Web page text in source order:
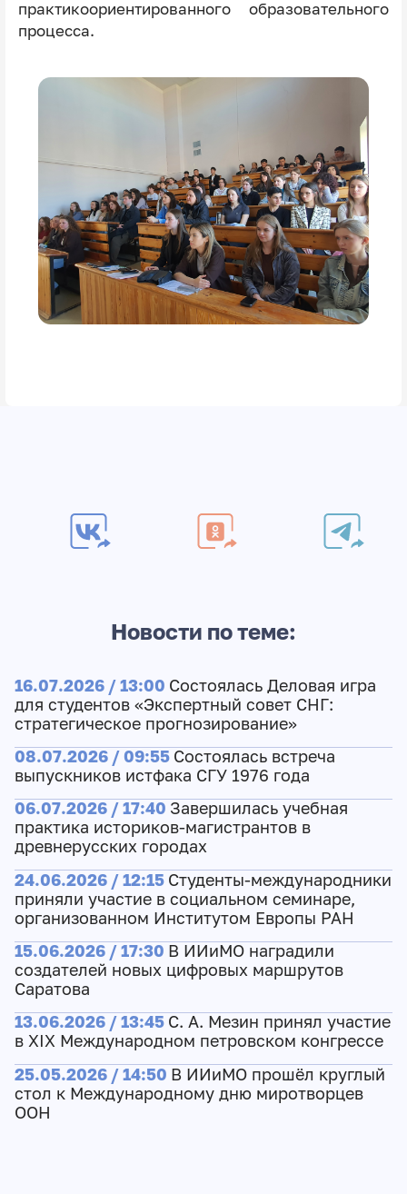
практикоориентированного образовательного
процесса.
Новости по теме:
16.07.2026 / 13:00 Состоялась Деловая игра
для студентов «Экспертный совет СНГ:
стратегическое прогнозирование»
08.07.2026 / 09:55 Состоялась встреча
выпускников истфака СГУ 1976 года
06.07.2026 / 17:40 Завершилась учебная
практика историков-магистрантов в
древнерусских городах
24.06.2026 / 12:15 Студенты-международники
приняли участие в социальном семинаре,
организованном Институтом Европы РАН
15.06.2026 / 17:30 В ИИиМО наградили
создателей новых цифровых маршрутов
Саратова
13.06.2026 / 13:45 С. А. Мезин принял участие
в XIX Международном петровском конгрессе
25.05.2026 / 14:50 В ИИиМО прошёл круглый
стол к Международному дню миротворцев
ООН